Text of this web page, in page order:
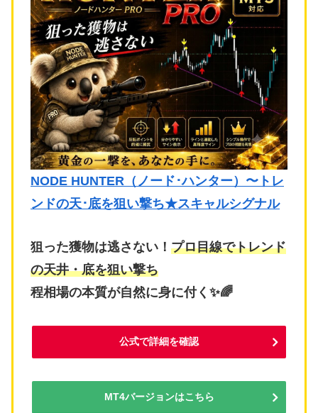
NODE HUNTER（ノード･ハンター）〜トレ
ンドの天･底を狙い撃ち★スキャルシグナル
狙った獲物は逃さない！ プロ目線でトレンド
の天井・底を狙い撃ち
程相場の本質が自然に身に付く✨🌈
公式で詳細を確認
MT4バージョンはこちら